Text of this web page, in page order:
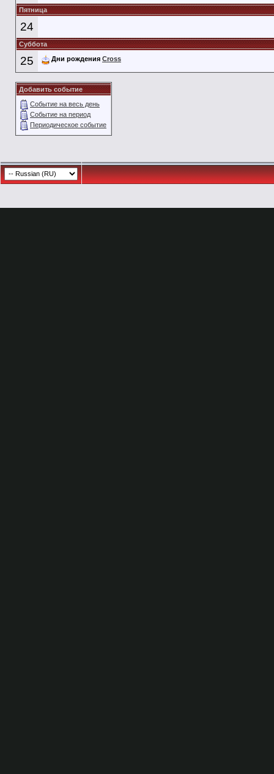
Пятница
24
Суббота
25 Дни рождения Cross
Добавить событие
Событие на весь день
Событие на период
Периодическое событие